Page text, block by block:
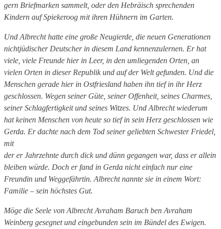
gern Briefmarken sammelt, oder den Hebräisch sprechenden
Kindern auf Spiekeroog mit ihren Hühnern im Garten.
Und Albrecht hatte eine große Neugierde, die neuen Generationen
nichtjüdischer Deutscher in diesem Land kennenzulernen. Er hat
viele, viele Freunde hier in Leer, in den umliegenden Orten, an
vielen Orten in dieser Republik und auf der Welt gefunden. Und die
Menschen gerade hier in Ostfriesland haben ihn tief in ihr Herz
geschlossen. Wegen seiner Güte, seiner Offenheit, seines Charmes,
seiner Schlagfertigkeit und seines Witzes. Und Albrecht wiederum
hat keinen Menschen von heute so tief in sein Herz geschlossen wie
Gerda. Er dachte nach dem Tod seiner geliebten Schwester Friedel,
mit
der er Jahrzehnte durch dick und dünn gegangen war, dass er allein
bleiben würde. Doch er fand in Gerda nicht einfach nur eine
Freundin und Weggefährtin. Albrecht nannte sie in einem Wort:
Familie – sein höchstes Gut.
Möge die Seele von Albrecht Avraham Baruch ben Avraham
Weinberg gesegnet und eingebunden sein im Bündel des Ewigen.